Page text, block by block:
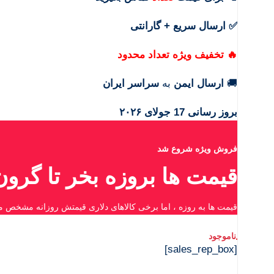
✅ ارسال سریع + گارانتی
🔥 تخفیف ویژه تعداد محدود
🚚 ارسال ایمن به سراسر ایران
بروز رسانی 17 جولای ۲۰۲۶
فروش ویژه شروع شد
قیمت ها بروزه بخر تا
قیمت ها به روزه ، اما برخی کالاهای دلاری قیمتش روزانه مشخص
[sales_rep_box]